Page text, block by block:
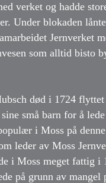
verket og hadde
Under blokaden
Jernverket
som alltid bisto
død i 1724
små barn for å
i Moss på
leder av Moss
i Moss meget fattig i
på grunn av